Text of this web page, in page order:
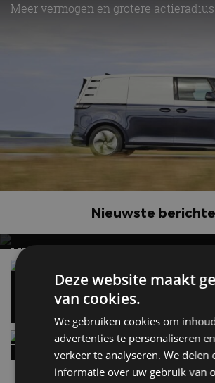
Meer vermogen en grotere actieradius
Nieuwste
MET KORTING NAAR EV
AUTORAI REGELT HET!
EV Experience 2026 van 24 tot 26
Vergelijking: BMW iX3 vs
moet je hebben?
28 mei
Review – Kia Niro Hybrid
relevant?
Deze website maakt
van cookies.
We gebruiken cookies om
advertenties te personaliseren
verkeer te analyseren. We delen
informatie over uw gebruik van